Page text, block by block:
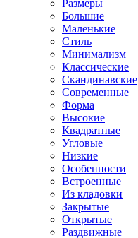
Размеры
Большие
Маленькие
Стиль
Минимализм
Классические
Скандинавские
Современные
Форма
Высокие
Квадратные
Угловые
Низкие
Особенности
Встроенные
Из кладовки
Закрытые
Открытые
Раздвижные